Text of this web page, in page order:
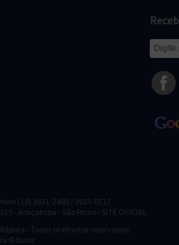
(18) 3631-2489 / 3623-0717
- Araçatuba - São Paulo - SITE OFICIAL
- Todos os direitos reservados
© Iluria